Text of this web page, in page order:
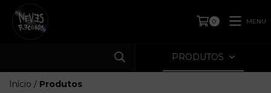
0 MENU
PRODUTOS
Início / Produtos